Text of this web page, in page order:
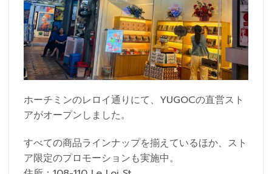
ホーチミンのレロイ通りにて、YUGOCの直営スト
アがオープンしました。
すべての商品ラインナップを揃えているほか、スト
ア限定のプロモーションも実施中。